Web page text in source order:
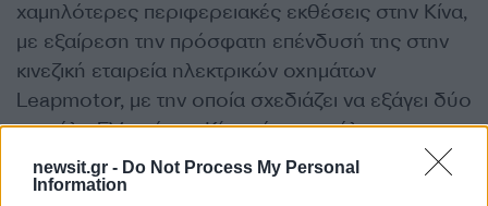
newsit.gr - Do Not Process My Personal
Information
χαμηλότερες περιφερειακές εκθέσεις στην Κίνα,
με εξαίρεση την πρόσφατη επένδυσή της στην
κινεζική εταιρεία ηλεκτρικών οχημάτων
Leapmotor, με την οποία σχεδιάζει να εξάγει δύο
μοντέλα EV από την Κίνα μέχρι το τέλος του
έτους.